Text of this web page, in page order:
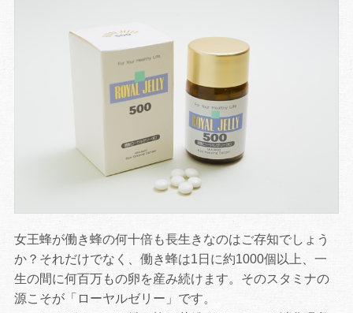
女王蜂が働き蜂の何十倍も長生きなのはご存知でしょう
か？それだけでなく、働き蜂は1日に約1000個以上、一
生の間に何百万もの卵を産み続けます。そのスタミナの
源こそが「ローヤルゼリー」です。